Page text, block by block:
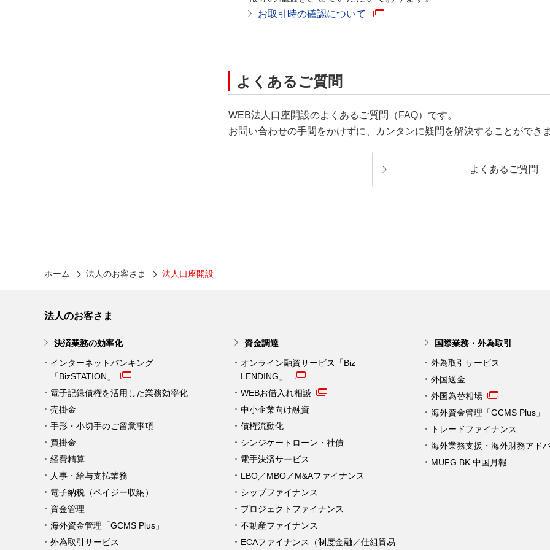
お取引時の確認について
よくあるご質問
WEB法人口座開設のよくあるご質問（FAQ）です。
お問い合わせの手間をかけずに、カンタンに疑問を解決することができ
よくあるご質問
ホーム 法人のお客さま 法人口座開設
法人のお客さま
決済業務の効率化
インターネットバンキング
「BizSTATION」
電子記録債権を活用した業務効率化
売掛金
手形・小切手のご留意事項
買掛金
経費精算
人事・給与支払業務
電子納税（ペイジー収納）
資金管理
海外資金管理「GCMS Plus」
外為取引サービス
資金調達
オンライン融資サービス「Biz
LENDING」
WEBお借入れ相談
中小企業向け融資
債権流動化
シンジケートローン・社債
電手決済サービス
LBO／MBO／M&Aファイナンス
シップファイナンス
プロジェクトファイナンス
不動産ファイナンス
ECAファイナンス（制度金融／仕組貿易
国際業務・外為取引
外為取引サービス
外国送金
外国為替相場
海外資金管理「GCMS Plus」
トレードファイナンス
海外業務支援・海外財務アド
MUFG BK 中国月報